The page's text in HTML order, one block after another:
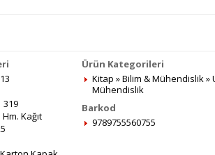
319
Hm. Kağıt
Ürün Kategorileri
Kitap »Bilim & Mühendislik»
Mühendislik
Barkod
9789755560755